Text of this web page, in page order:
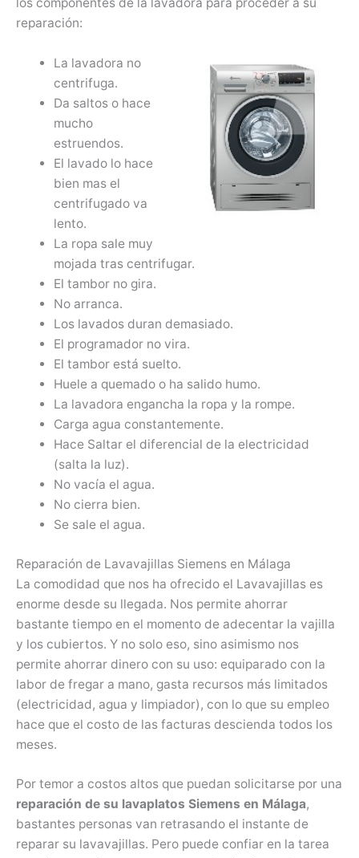
los componentes de la lavadora para proceder a su
reparación:
La lavadora no
centrifuga.
Da saltos o hace
mucho
estruendos.
El lavado lo hace
bien mas el
centrifugado va
lento.
La ropa sale muy
mojada tras centrifugar.
El tambor no gira.
No arranca.
Los lavados duran demasiado.
El programador no vira.
El tambor está suelto.
Huele a quemado o ha salido humo.
La lavadora engancha la ropa y la rompe.
Carga agua constantemente.
Hace Saltar el diferencial de la electricidad
(salta la luz).
No vacía el agua.
No cierra bien.
Se sale el agua.
Reparación de Lavavajillas Siemens en Málaga
La comodidad que nos ha ofrecido el Lavavajillas es
enorme desde su llegada. Nos permite ahorrar
bastante tiempo en el momento de adecentar la vajilla
y los cubiertos. Y no solo eso, sino asimismo nos
permite ahorrar dinero con su uso: equiparado con la
labor de fregar a mano, gasta recursos más limitados
(electricidad, agua y limpiador), con lo que su empleo
hace que el costo de las facturas descienda todos los
meses.
Por temor a costos altos que puedan solicitarse por una
reparación de su lavaplatos Siemens en Málaga,
bastantes personas van retrasando el instante de
reparar su lavavajillas. Pero puede confiar en la tarea